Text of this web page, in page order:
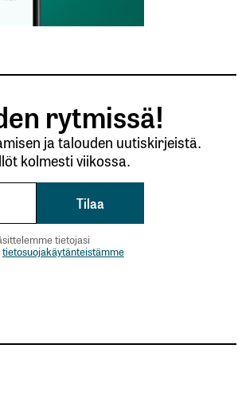
rytmissä!
ja talouden uutiskirjeistä.
kolmesti viikossa.
tietojasi
tietosuojakäytänteistämme